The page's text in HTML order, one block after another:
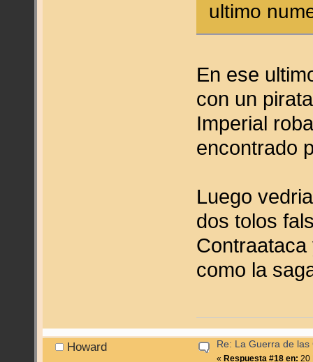
ultimo
En ese
con un
Imperial
encontrado
Luego
dos tolos
como la
Howard Re: La Guerra de las
« Respuesta #18 en: 20